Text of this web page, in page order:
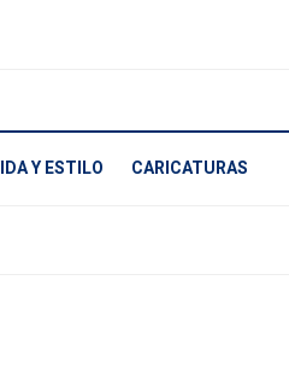
Y ESTILO CARICATURAS